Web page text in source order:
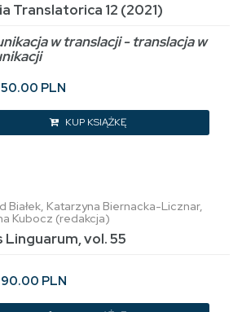
Translatorica 12 (2021)
w translacji - translacja w
50.00 PLN
KUP KSIĄŻKĘ
Białek, Katarzyna Biernacka-Licznar,
Kubocz (redakcja)
Linguarum, vol. 55
90.00 PLN